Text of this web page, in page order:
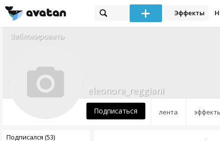
Эффекты
Заблокировать
лента
eleonora_reggiani
Подписаться
Подписался (53)